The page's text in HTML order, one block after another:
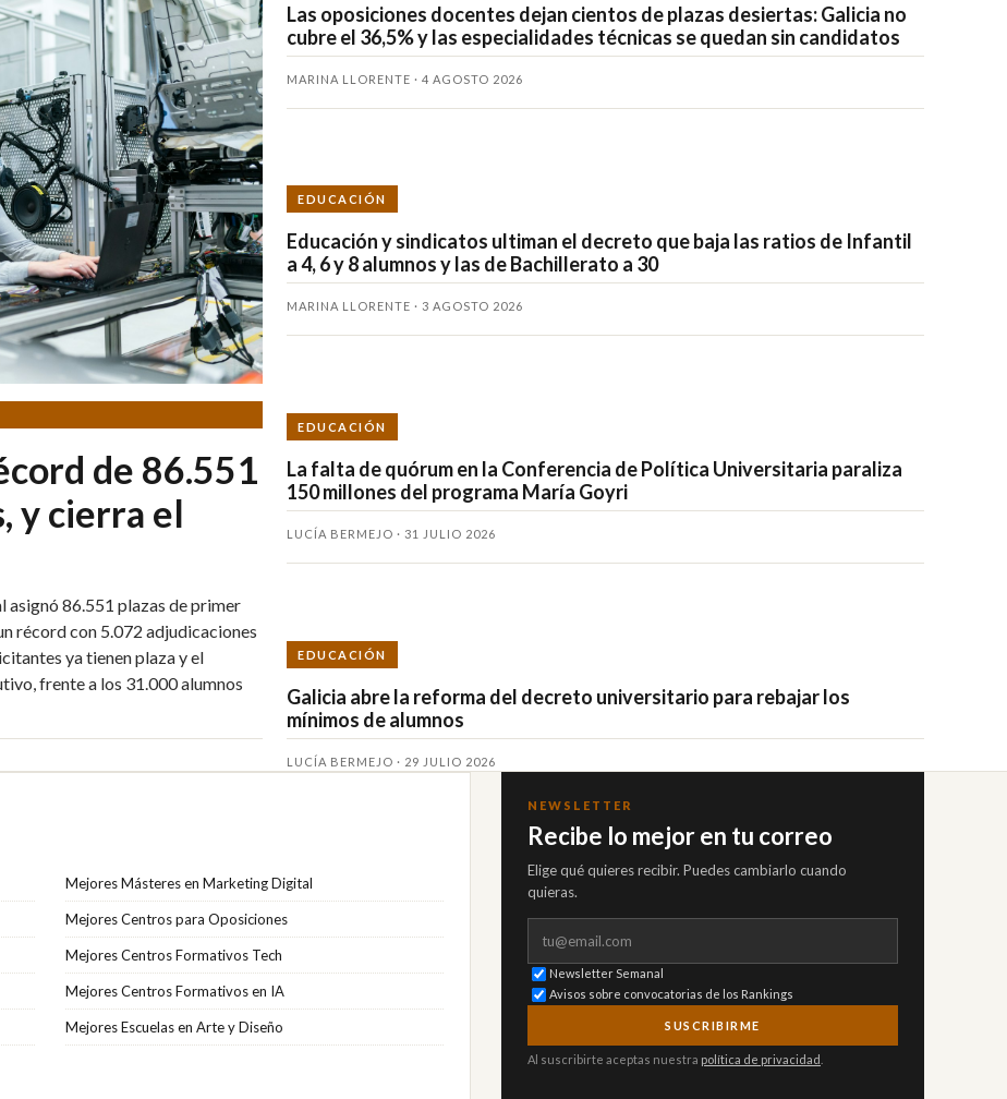
de 86.551
y cierra el
asignó 86.551 plazas de primer
récord con 5.072 adjudicaciones
ya tienen plaza y el
frente a los 31.000 alumnos
Las oposiciones docentes dejan cientos de plazas desiertas: Galicia no
cubre el 36,5% y las especialidades técnicas se quedan sin candidatos
MARINA LLORENTE · 4 AGOSTO 2026
EDUCACIÓN
Educación y sindicatos ultiman el decreto que baja las ratios de Infantil
a 4, 6 y 8 alumnos y las de Bachillerato a 30
MARINA LLORENTE · 3 AGOSTO 2026
EDUCACIÓN
La falta de quórum en la Conferencia de Política Universitaria paraliza
150 millones del programa María Goyri
LUCÍA BERMEJO · 31 JULIO 2026
EDUCACIÓN
Galicia abre la reforma del decreto universitario para rebajar los
mínimos de alumnos
LUCÍA BERMEJO · 29 JULIO 2026
Mejores Másteres en Marketing Digital
Mejores Centros para Oposiciones
Mejores Centros Formativos Tech
Mejores Centros Formativos en IA
Mejores Escuelas en Arte y Diseño
NEWSLETTER
Recibe lo mejor en tu correo
Elige qué quieres recibir. Puedes cambiarlo cuando
quieras.
Newsletter Semanal
Avisos sobre convocatorias de los Rankings
SUSCRIBIRME
Al suscribirte aceptas nuestra política de privacidad